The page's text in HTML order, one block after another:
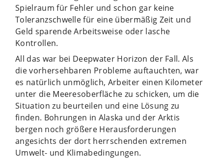
Spielraum für Fehler und schon gar keine
Toleranzschwelle für eine übermäßig Zeit und
Geld sparende Arbeitsweise oder lasche
Kontrollen.
All das war bei Deepwater Horizon der Fall. Als
die vorhersehbaren Probleme auftauchten, war
es natürlich unmöglich, Arbeiter einen Kilometer
unter die Meeresoberfläche zu schicken, um die
Situation zu beurteilen und eine Lösung zu
finden. Bohrungen in Alaska und der Arktis
bergen noch größere Herausforderungen
angesichts der dort herrschenden extremen
Umwelt- und Klimabedingungen.